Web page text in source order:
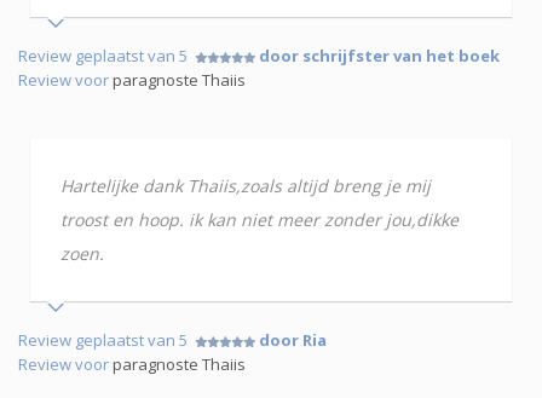
Review geplaatst van 5
door schrijfster van het boek
Review voorparagnoste Thaiis
Hartelijke dank Thaiis,zoals altijd breng je mij
troost en hoop. ik kan niet meer zonder jou,dikke
zoen.
Review geplaatst van 5
door Ria
Review voorparagnoste Thaiis